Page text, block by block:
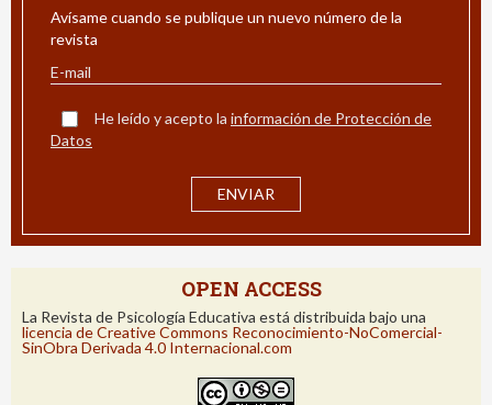
Avísame cuando se publique un nuevo número de la
revista
He leído y acepto la información de Protección de
Datos
OPEN ACCESS
La Revista de Psicología Educativa está distribuida bajo una
licencia de Creative Commons Reconocimiento-NoComercial-
SinObra Derivada 4.0 Internacional.com